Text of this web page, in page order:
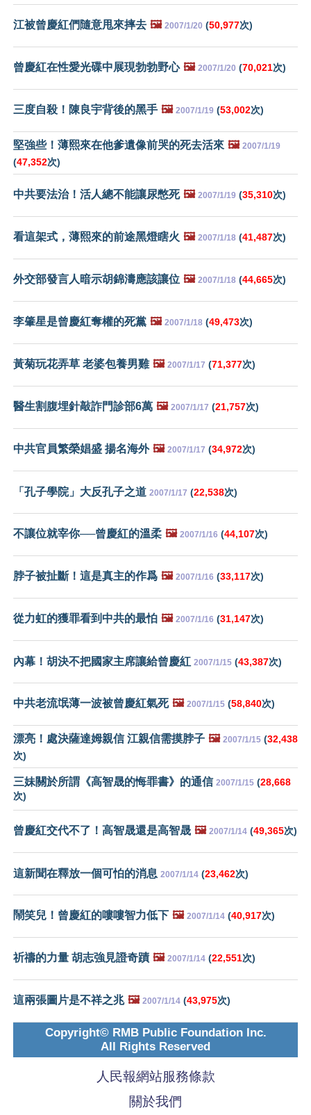
江被曾慶紅們隨意甩來摔去 🖼️ 2007/1/20 (50,977次)
曾慶紅在性愛光碟中展現勃勃野心 🖼️ 2007/1/20 (70,021次)
三度自殺！陳良宇背後的黑手 🖼️ 2007/1/19 (53,002次)
堅強些！薄熙來在他爹遺像前哭的死去活來 🖼️ 2007/1/19
(47,352次)
中共要法治！活人總不能讓尿憋死 🖼️ 2007/1/19 (35,310次)
看這架式，薄熙來的前途黑燈瞎火 🖼️ 2007/1/18 (41,487次)
外交部發言人暗示胡錦濤應該讓位 🖼️ 2007/1/18 (44,665次)
李肇星是曾慶紅奪權的死黨 🖼️ 2007/1/18 (49,473次)
黃菊玩花弄草 老婆包養男雞 🖼️ 2007/1/17 (71,377次)
醫生割腹埋針敲詐門診部6萬 🖼️ 2007/1/17 (21,757次)
中共官員繁榮娼盛 揚名海外 🖼️ 2007/1/17 (34,972次)
「孔子學院」大反孔子之道 2007/1/17 (22,538次)
不讓位就宰你──曾慶紅的溫柔 🖼️ 2007/1/16 (44,107次)
脖子被扯斷！這是真主的作爲 🖼️ 2007/1/16 (33,117次)
從力虹的獲罪看到中共的最怕 🖼️ 2007/1/16 (31,147次)
內幕！胡決不把國家主席讓給曾慶紅 2007/1/15 (43,387次)
中共老流氓薄一波被曾慶紅氣死 🖼️ 2007/1/15 (58,840次)
漂亮！處決薩達姆親信 江親信需摸脖子 🖼️ 2007/1/15 (32,438
次)
三妹關於所謂《高智晟的悔罪書》的通信 2007/1/15 (28,668
次)
曾慶紅交代不了！高智晟還是高智晟 🖼️ 2007/1/14 (49,365次)
這新聞在釋放一個可怕的消息 2007/1/14 (23,462次)
鬧笑兒！曾慶紅的嘍嘍智力低下 🖼️ 2007/1/14 (40,917次)
祈禱的力量 胡志強見證奇蹟 🖼️ 2007/1/14 (22,551次)
這兩張圖片是不祥之兆 🖼️ 2007/1/14 (43,975次)
Copyright© RMB Public Foundation Inc.
All Rights Reserved
人民報網站服務條款
關於我們